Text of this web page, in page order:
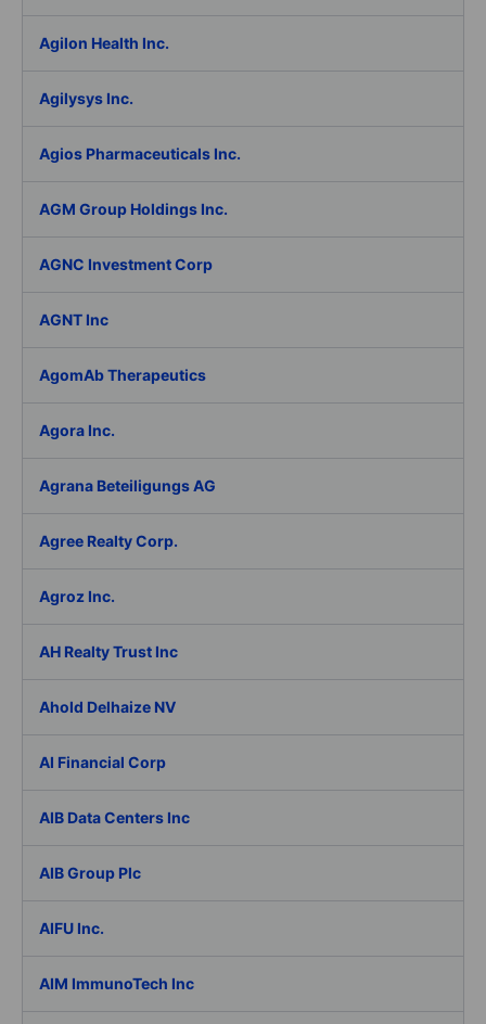
Agilon Health Inc.
Agilysys Inc.
Agios Pharmaceuticals Inc.
AGM Group Holdings Inc.
AGNC Investment Corp
AGNT Inc
AgomAb Therapeutics
Agora Inc.
Agrana Beteiligungs AG
Agree Realty Corp.
Agroz Inc.
AH Realty Trust Inc
Ahold Delhaize NV
AI Financial Corp
AIB Data Centers Inc
AIB Group Plc
AIFU Inc.
AIM ImmunoTech Inc